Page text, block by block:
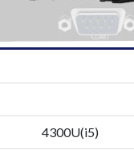
4300U(i5)